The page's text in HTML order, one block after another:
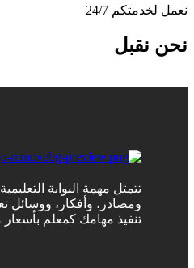
نعمل لخدمتكم 24/7
نحن نقبل
تتمثل مهمة البوابة
ومصادر، وأفكار، ووسائل
تنفيذ مهامك كمعلم بأسعار